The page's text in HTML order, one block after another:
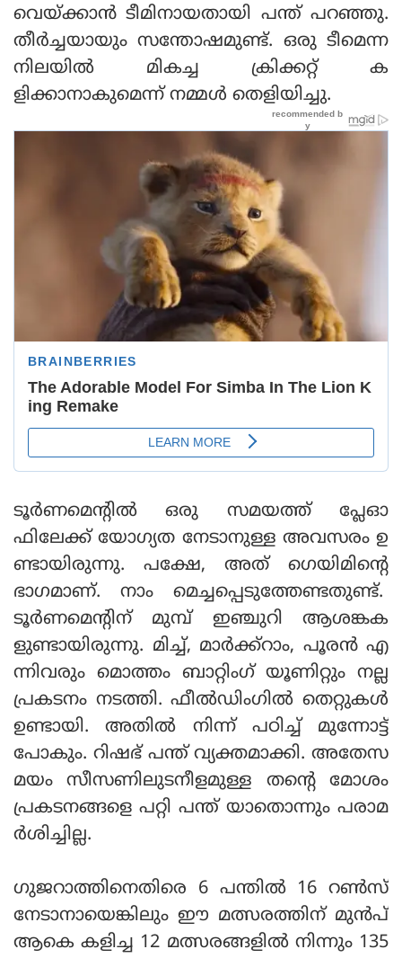
വെയ്ക്കാന്‍ ടീമിനായതായി പന്ത് പറഞ്ഞു.
തീര്‍ച്ചയായും സന്തോഷമുണ്ട്. ഒരു ടീമെന്ന
നിലയില്‍ മികച്ച ക്രിക്കറ്റ് ക
ളിക്കാനാകുമെന്ന് നമ്മള്‍ തെളിയിച്ചു.
ടൂര്‍ണമെന്റില്‍ ഒരു സമയത്ത് പ്ലേഓ
ഫിലേക്ക് യോഗ്യത നേടാനുള്ള അവസരം ഉ
ണ്ടായിരുന്നു. പക്ഷേ, അത് ഗെയിമിന്റെ
ഭാഗമാണ്. നാം മെച്ചപ്പെടുത്തേണ്ടതുണ്ട്.
ടൂര്‍ണമെന്റിന് മുമ്പ് ഇഞ്ചുറി ആശങ്കക
ളുണ്ടായിരുന്നു. മിച്ച്, മാര്‍ക്ക്‌റാം, പൂരന്‍ എ
ന്നിവരും മൊത്തം ബാറ്റിംഗ് യൂണിറ്റും നല്ല
പ്രകടനം നടത്തി. ഫീല്‍ഡിംഗില്‍ തെറ്റുകള്‍
ഉണ്ടായി. അതില്‍ നിന്ന് പഠിച്ച് മുന്നോട്ട്
പോകും. റിഷഭ് പന്ത് വ്യക്തമാക്കി. അതേസ
മയം സീസണിലുടനീളമുള്ള തന്റെ മോശം
പ്രകടനങ്ങളെ പറ്റി പന്ത് യാതൊന്നും പരാമ
ര്‍ശിച്ചില്ല.
ഗുജറാത്തിനെതിരെ 6 പന്തില്‍ 16 റണ്‍സ്
നേടാനായെങ്കിലും ഈ മത്സരത്തിന് മുന്‍പ്
ആകെ കളിച്ച 12 മത്സരങ്ങളില്‍ നിന്നും 135